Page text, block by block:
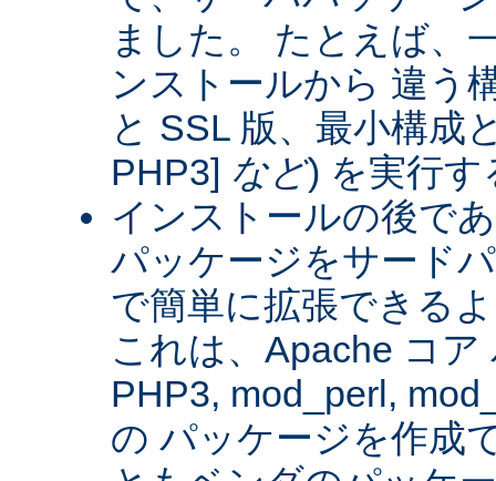
ました。 たとえば、
ンストールから 違う
と SSL 版、最小構成
PHP3] など) を実行
インストールの後で
パッケージをサード
で簡単に拡張できる
これは、Apache コ
PHP3, mod_perl,
の パッケージを作成